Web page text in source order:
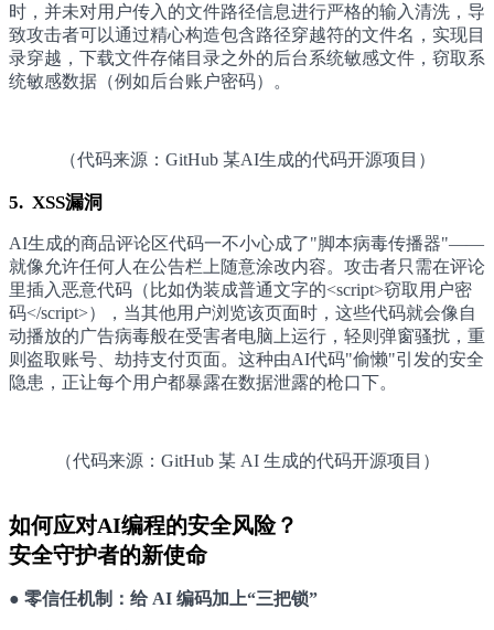
时，并未对用户传入的文件路径信息进行严格的输入清洗，导
致攻击者可以通过精心构造包含路径穿越符的文件名，实现目
录穿越，下载文件存储目录之外的后台系统敏感文件，窃取系
统敏感数据（例如后台账户密码）。
（代码来源：GitHub 某AI生成的代码开源项目）
5. XSS漏洞
AI生成的商品评论区代码一不小心成了"脚本病毒传播器"——
就像允许任何人在公告栏上随意涂改内容。攻击者只需在评论
里插入恶意代码（比如伪装成普通文字的<script>窃取用户密
码</script>），当其他用户浏览该页面时，这些代码就会像自
动播放的广告病毒般在受害者电脑上运行，轻则弹窗骚扰，重
则盗取账号、劫持支付页面。这种由AI代码"偷懒"引发的安全
隐患，正让每个用户都暴露在数据泄露的枪口下。
（代码来源：GitHub 某 AI 生成的代码开源项目）
如何应对AI编程的安全风险？
安全守护者的新使命
● 零信任机制：给 AI 编码加上“三把锁”